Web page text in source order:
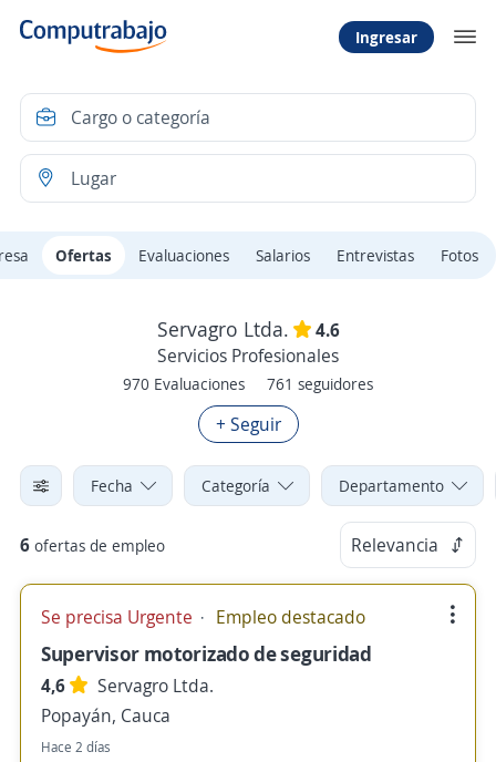
Ingresar
Ofertas Evaluaciones Salarios Entrevistas Fotos
Servagro Ltda.
4.6
Servicios Profesionales
970 Evaluaciones 761 seguidores
+ Seguir
Fecha Categoría Departamento
6 ofertas de empleo Relevancia
Se precisa Urgente Empleo destacado
Supervisor motorizado de seguridad
4,6
Servagro Ltda.
Popayán, Cauca
Hace 2 días